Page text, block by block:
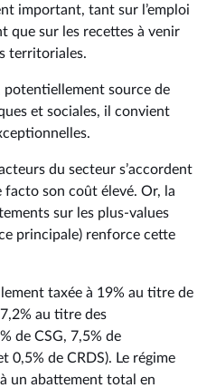
important, tant sur l’emploi
que sur les recettes à venir
territoriales.
source de
et sociales, il convient
du secteur s’accordent
son coût élevé. Or, la
sur les plus-values
principale) renforce cette
taxée à 19% au titre de
au titre des
de CSG, 7,5% de
0,5% de CRDS). Le régime
un abattement total en